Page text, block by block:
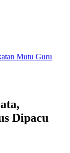
Mutu Guru
Dipacu